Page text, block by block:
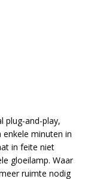
plug-and-play,
minuten in
in feite niet
gloeilamp. Waar
ruimte nodig